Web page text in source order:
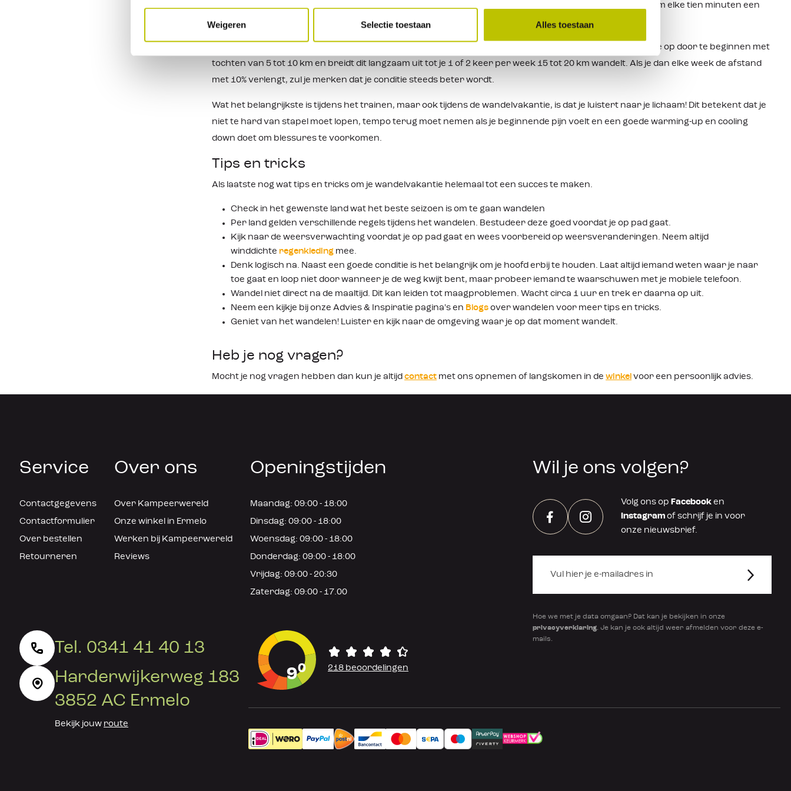
Weigeren Selectie toestaan Alles toestaan
neem rustdagen, doe niet te veel kilometers in één keer, wissel van tempo tijdens de wandeltraining, neem elke tien minuten een
slokje drinken en eet elk uur iets (bijvoorbeeld een koekje, boterham of banaan).
Naast dat er online vele trainingsschema's te vinden zijn, bieden we hier alvast een begin: Bouw je conditie op door te beginnen met
tochten van 5 tot 10 km en breidt dit langzaam uit tot je 1 of 2 keer per week 15 tot 20 km wandelt. Als je dan elke week de afstand
met 10% verlengt, zul je merken dat je conditie steeds beter wordt.
Wat het belangrijkste is tijdens het trainen, maar ook tijdens de wandelvakantie, is dat je luistert naar je lichaam! Dit betekent dat je
niet te hard van stapel moet lopen, tempo terug moet nemen als je beginnende pijn voelt en een goede warming-up en cooling
down doet om blessures te voorkomen.
Tips en tricks
Als laatste nog wat tips en tricks om je wandelvakantie helemaal tot een succes te maken.
Check in het gewenste land wat het beste seizoen is om te gaan wandelen
Per land gelden verschillende regels tijdens het wandelen. Bestudeer deze goed voordat je op pad gaat.
Kijk naar de weersverwachting voordat je op pad gaat en wees voorbereid op weers­veranderingen. Neem altijd
winddichte regenkleding mee.
Denk logisch na. Naast een goede conditie is het belangrijk om je hoofd erbij te houden. Laat altijd iemand weten waar je naar
toe gaat en loop niet door wanneer je de weg kwijt bent, maar probeer iemand te waarschuwen met je mobiele telefoon.
Wandel niet direct na de maaltijd. Dit kan leiden tot maagproblemen. Wacht circa 1 uur en trek er daarna op uit.
Neem een kijkje bij onze Advies & Inspiratie pagina's en Blogs over wandelen voor meer tips en tricks.
Geniet van het wandelen! Luister en kijk naar de omgeving waar je op dat moment wandelt.
Heb je nog vragen?
Mocht je nog vragen hebben dan kun je altijd contact met ons opnemen of langskomen in de winkel voor een persoonlijk advies.
Service
Contactgegevens
Contactformulier
Over bestellen
Retourneren
Over ons
Over Kampeerwereld
Onze winkel in Ermelo
Werken bij Kampeerwereld
Reviews
Openingstijden
Maandag: 09:00 - 18:00
Dinsdag: 09:00 - 18:00
Woensdag: 09:00 - 18:00
Donderdag: 09:00 - 18:00
Vrijdag: 09:00 - 20:30
Zaterdag: 09:00 - 17.00
Wil je ons volgen?
FacebookInstagram
Volg ons op Facebook en
Instagram of schrijf je in voor
onze nieuwsbrief.
Hoe we met je data omgaan? Dat kan je bekijken in onze
privacyverklaring. Je kan je ook altijd weer afmelden voor deze e-
mails.
Tel. 0341 41 40 13
Harderwijkerweg 183
3852 AC Ermelo
Bekijk jouw route
90 218 beoordelingen